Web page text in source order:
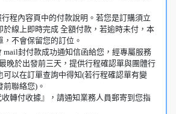
程內容頁中的付款說明。若您是訂購須立
於線上即時完成 全額付款，若逾時未付，本
不會保留您的訂位。
mail封付款成功通知信函給您，經專屬服務
晚於出發前三天，提供行程確認單與團體行
可以在訂單查詢中得知(若行程確認單有變
聯絡您)。
轉付收據』，請通知業務人員郵寄到您指